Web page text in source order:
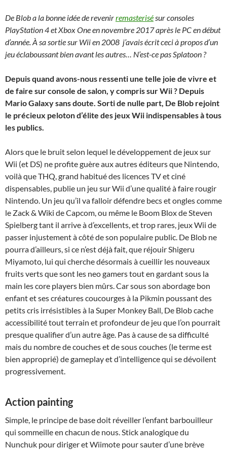
De Blob a la bonne idée de revenirremasterisésur consoles
PlayStation 4 et Xbox One en novembre 2017 après le PC en début
d’année. À sa sortie sur Wii en 2008 j’avais écrit ceci à propos d’un
jeu éclaboussant bien avant les autres… N’est-ce pas Splatoon ?
Depuis quand avons-nous ressenti une telle joie de vivre et
de faire sur console de salon, y compris sur Wii ? Depuis
Mario Galaxy sans doute. Sorti de nulle part, De Blob rejoint
le précieux peloton d’élite des jeux Wii indispensables à tous
les publics.
Alors que le bruit selon lequel le développement de jeux sur
Wii (et DS) ne profite guère aux autres éditeurs que Nintendo,
voilà que THQ, grand habitué des licences TV et ciné
dispensables, publie un jeu sur Wii d’une qualité à faire rougir
Nintendo. Un jeu qu’il va falloir défendre becs et ongles comme
le Zack & Wiki de Capcom, ou même le Boom Blox de Steven
Spielberg tant il arrive à d’excellents, et trop rares, jeux Wii de
passer injustement à côté de son populaire public. De Blob ne
pourra d’ailleurs, si ce n’est déjà fait, que réjouir Shigeru
Miyamoto, lui qui cherche désormais à cueillir les nouveaux
fruits verts que sont les neo gamers tout en gardant sous la
main les core players bien mûrs. Car sous son abordage bon
enfant et ses créatures coucourges à la Pikmin poussant des
petits cris irrésistibles à la Super Monkey Ball, De Blob cache
accessibilité tout terrain et profondeur de jeu que l’on pourrait
presque qualifier d’un autre âge. Pas à cause de sa difficulté
mais du nombre de couches et de sous couches (le terme est
bien approprié) de gameplay et d’intelligence qui se dévoilent
progressivement.
Action painting
Simple, le principe de base doit réveiller l’enfant barbouilleur
qui sommeille en chacun de nous. Stick analogique du
Nunchuk pour diriger et Wiimote pour sauter d’une brève